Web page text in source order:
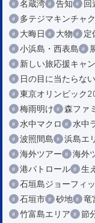
名蔵湾
告知 回
多テジマキンチャ
大晦日
大物 定
小浜島・西表島
新しい旅応援キャ
日の目に当たらな
東京オリンピック
梅雨明け
森ファ
水中マクロ
水中
波照間島
浜島エ
海外ツアー
海外
港パトロール
生
石垣島ジョーフィ
石垣市
砂地 竜
竹富島エリア
節